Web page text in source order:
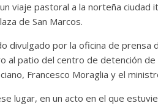
viaje pastoral a la norteña ciudad
de San Marcos.
divulgado por la oficina de prensa
al patio del centro de detención
Francesco Moraglia y el
lugar, en un acto en el que